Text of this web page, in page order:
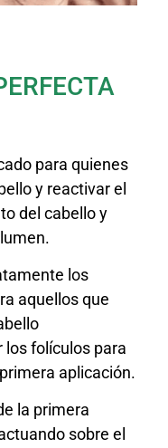
para quienes
y reactivar el
del cabello y
los
aquellos que
los folículos para
aplicación.
la primera
sobre el